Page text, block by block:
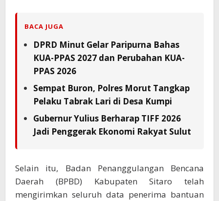
BACA JUGA
DPRD Minut Gelar Paripurna Bahas
KUA-PPAS 2027 dan Perubahan KUA-
PPAS 2026
Sempat Buron, Polres Morut Tangkap
Pelaku Tabrak Lari di Desa Kumpi
Gubernur Yulius Berharap TIFF 2026
Jadi Penggerak Ekonomi Rakyat Sulut
Selain itu, Badan Penanggulangan Bencana
Daerah (BPBD) Kabupaten Sitaro telah
mengirimkan seluruh data penerima bantuan